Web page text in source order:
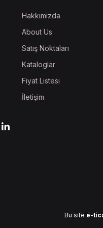
Hakkımızda
About Us
Satış Noktaları
Kataloglar
Fiyat Listesi
İletişim
Bu site e-